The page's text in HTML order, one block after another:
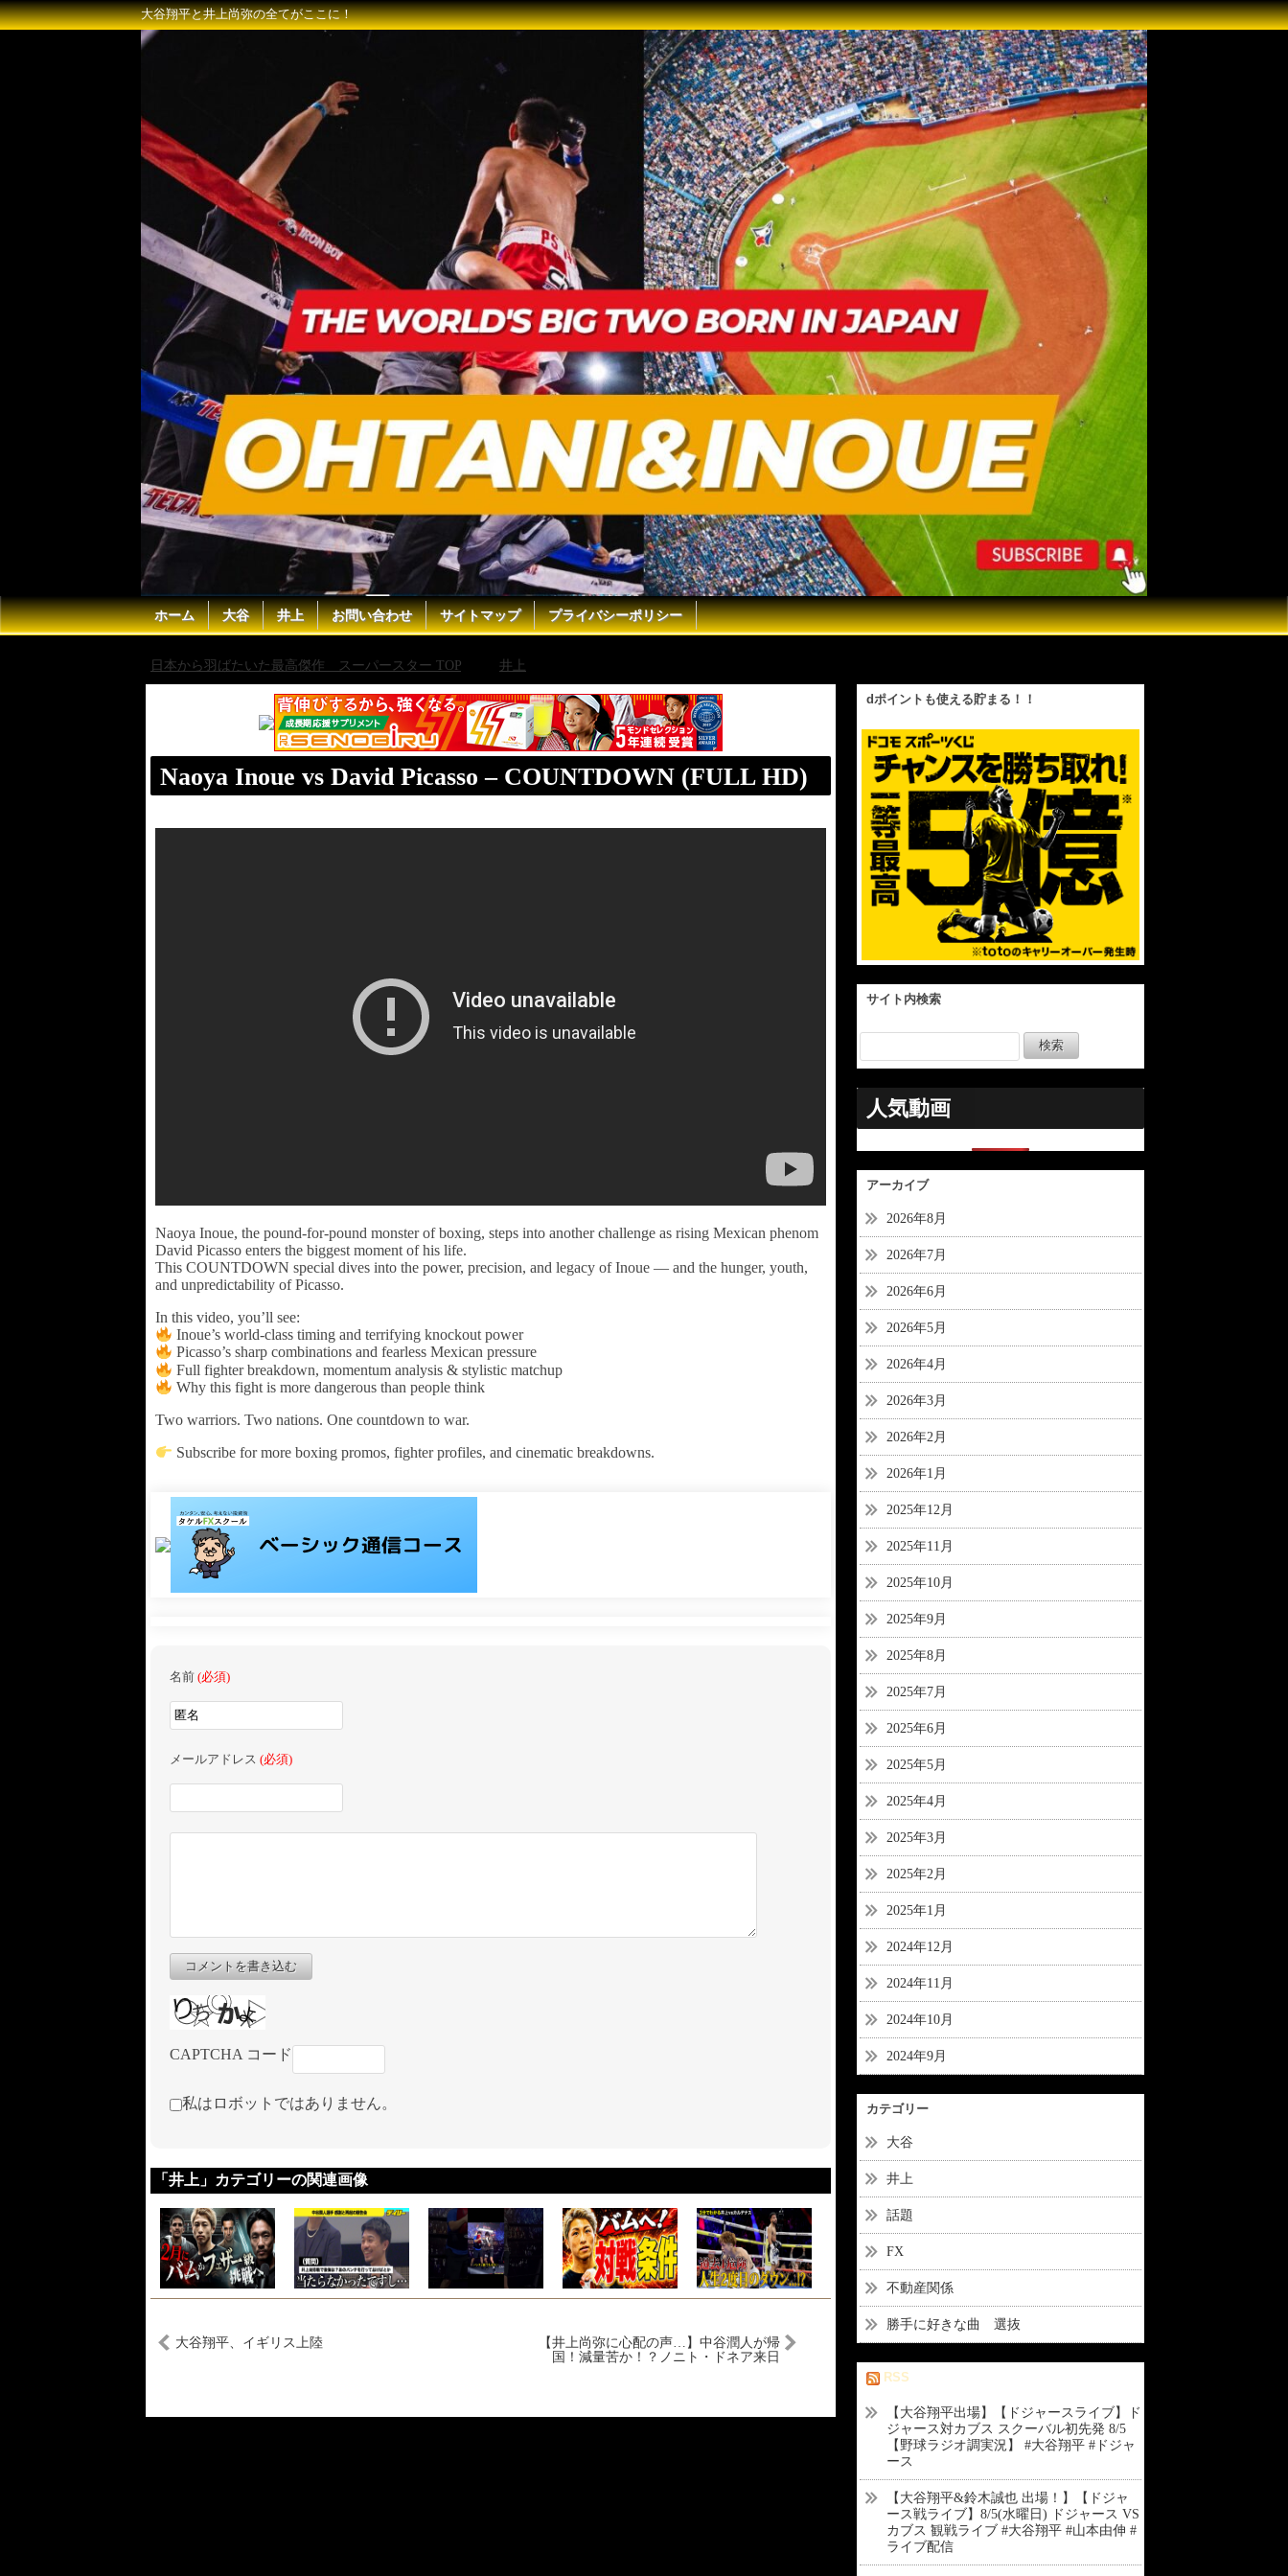
大谷翔平と井上尚弥の全てがここに！
ホーム 大谷 井上 お問い合わせ サイトマップ プライバシーポリシー
日本から羽ばたいた最高傑作 スーパースター TOP 井上
Naoya Inoue vs David Picasso – COUNTDOWN (FULL HD)
Naoya Inoue, the pound-for-pound monster of boxing, steps into another challenge as rising Mexican phenom
David Picasso enters the biggest moment of his life.
This COUNTDOWN special dives into the power, precision, and legacy of Inoue — and the hunger, youth,
and unpredictability of Picasso.
In this video, you’ll see:
Inoue’s world-class timing and terrifying knockout power
Picasso’s sharp combinations and fearless Mexican pressure
Full fighter breakdown, momentum analysis & stylistic matchup
Why this fight is more dangerous than people think
Two warriors. Two nations. One countdown to war.
Subscribe for more boxing promos, fighter profiles, and cinematic breakdowns.
名前 (必須)
メールアドレス (必須)
コメントを書き込む
CAPTCHA コード
私はロボットではありません。
「井上」カテゴリーの関連画像
大谷翔平、イギリス上陸
【井上尚弥に心配の声…】中谷潤人が帰
国！減量苦か！？ノニト・ドネア来日
dポイントも使える貯まる！！
サイト内検索
人気動画
アーカイブ
2026年8月
2026年7月
2026年6月
2026年5月
2026年4月
2026年3月
2026年2月
2026年1月
2025年12月
2025年11月
2025年10月
2025年9月
2025年8月
2025年7月
2025年6月
2025年5月
2025年4月
2025年3月
2025年2月
2025年1月
2024年12月
2024年11月
2024年10月
2024年9月
カテゴリー
大谷
井上
話題
FX
不動産関係
勝手に好きな曲 選抜
RSS
【大谷翔平出場】【ドジャースライブ】ド
ジャース対カブス スクーバル初先発 8/5
【野球ラジオ調実況】 #大谷翔平 #ドジャ
ース
【大谷翔平&鈴木誠也 出場！】【ドジャ
ース戦ライブ】8/5(水曜日) ドジャース VS
カブス 観戦ライブ #大谷翔平 #山本由伸 #
ライブ配信